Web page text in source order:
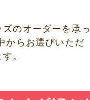
のオーダーを承っ
からお選びいただ
。